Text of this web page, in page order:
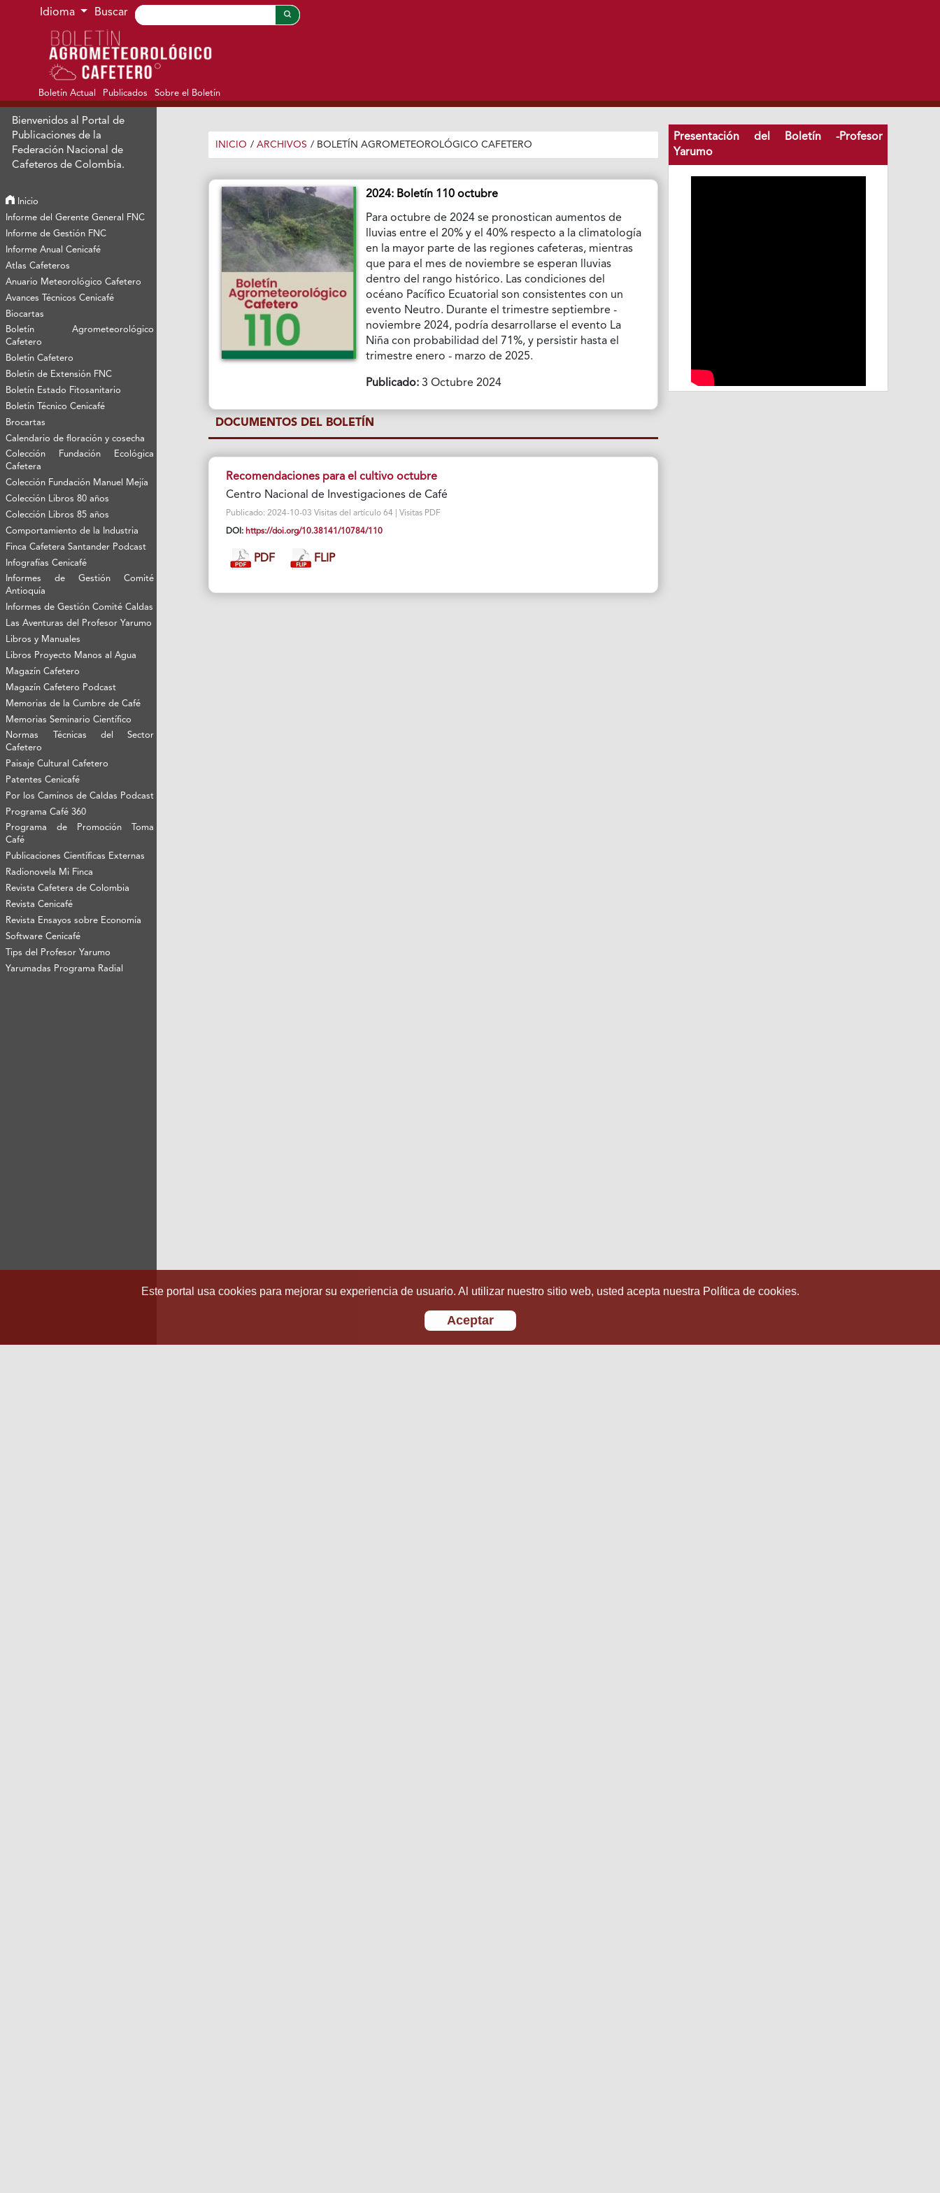
Ir al menú de navegación principal
Ir al contenido principal
Ir al pie de página del sitio
Idioma Buscar
Boletín Actual Publicados Sobre el Boletín
Bienvenidos al Portal de
Publicaciones de la
Federación Nacional de
Cafeteros de Colombia.
Inicio
Informe del Gerente General FNC
Informe de Gestión FNC
Informe Anual Cenicafé
Atlas Cafeteros
Anuario Meteorológico Cafetero
Avances Técnicos Cenicafé
Biocartas
Boletín Agrometeorológico
Cafetero
Boletín Cafetero
Boletín de Extensión FNC
Boletín Estado Fitosanitario
Boletín Técnico Cenicafé
Brocartas
Calendario de floración y cosecha
Colección Fundación Ecológica
Cafetera
Colección Fundación Manuel Mejía
Colección Libros 80 años
Colección Libros 85 años
Comportamiento de la Industria
Finca Cafetera Santander Podcast
Infografías Cenicafé
Informes de Gestión Comité
Antioquía
Informes de Gestión Comité Caldas
Las Aventuras del Profesor Yarumo
Libros y Manuales
Libros Proyecto Manos al Agua
Magazín Cafetero
Magazín Cafetero Podcast
Memorias de la Cumbre de Café
Memorias Seminario Científico
Normas Técnicas del Sector
Cafetero
Paisaje Cultural Cafetero
Patentes Cenicafé
Por los Caminos de Caldas Podcast
Programa Café 360
Programa de Promoción Toma
Café
Publicaciones Científicas Externas
Radionovela Mi Finca
Revista Cafetera de Colombia
Revista Cenicafé
Revista Ensayos sobre Economía
Software Cenicafé
Tips del Profesor Yarumo
Yarumadas Programa Radial
INICIO / ARCHIVOS / BOLETÍN AGROMETEOROLÓGICO CAFETERO
2024: Boletín 110 octubre
Para octubre de 2024 se pronostican aumentos de
lluvias entre el 20% y el 40% respecto a la climatología
en la mayor parte de las regiones cafeteras, mientras
que para el mes de noviembre se esperan lluvias
dentro del rango histórico. Las condiciones del
océano Pacífico Ecuatorial son consistentes con un
evento Neutro. Durante el trimestre septiembre -
noviembre 2024, podría desarrollarse el evento La
Niña con probabilidad del 71%, y persistir hasta el
trimestre enero - marzo de 2025.
Publicado: 3 Octubre 2024
DOCUMENTOS DEL BOLETÍN
Recomendaciones para el cultivo octubre
Centro Nacional de Investigaciones de Café
Publicado: 2024-10-03 Visitas del artículo 64 | Visitas PDF
DOI: https://doi.org/10.38141/10784/110
PDF FLIP
Presentación del Boletín -Profesor
Yarumo
Este portal usa cookies para mejorar su experiencia de usuario. Al utilizar nuestro sitio web, usted acepta nuestra Política de cookies.
Aceptar